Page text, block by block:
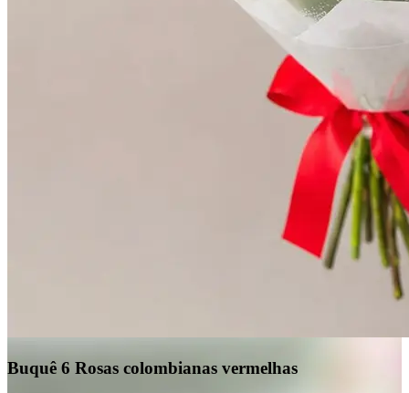
Buquê 6 Rosas colombianas vermelhas